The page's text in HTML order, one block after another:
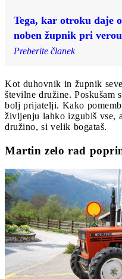
Tega, kar otroku daje
noben župnik pri
Preberite članek
Kot duhovnik in župnik
številne družine. Poskušam
bolj prijatelji. Kako
življenju lahko izgubiš vse,
družino, si velik bogataš.
Martin zelo rad